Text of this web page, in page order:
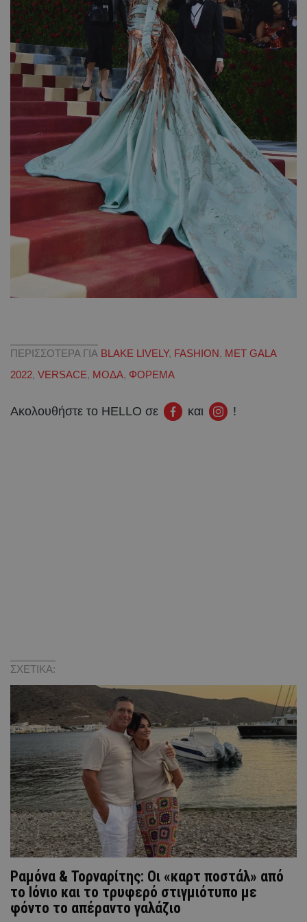
ΠΕΡΙΣΣΟΤΕΡΑ ΓΙΑ BLAKE LIVELY, FASHION, MET GALA
2022, VERSACE, ΜΟΔΑ, ΦΟΡΕΜΑ
Ακολουθήστε το HELLO σε και !
ΣΧΕΤΙΚΑ:
Ραμόνα & Τορναρίτης: Οι «καρτ ποστάλ» από
το Ιόνιο και το τρυφερό στιγμιότυπο με
φόντο το απέραντο γαλάζιο